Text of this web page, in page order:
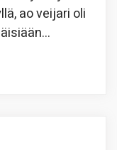
ao veijari oli